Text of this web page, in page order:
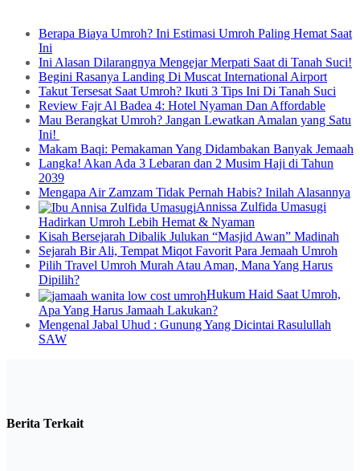
Berapa Biaya Umroh? Ini Estimasi Umroh Paling Hemat Saat
Ini
Ini Alasan Dilarangnya Mengejar Merpati Saat di Tanah Suci!
Begini Rasanya Landing Di Muscat International Airport
Takut Tersesat Saat Umroh? Ikuti 3 Tips Ini Di Tanah Suci
Review Fajr Al Badea 4: Hotel Nyaman Dan Affordable
Mau Berangkat Umroh? Jangan Lewatkan Amalan yang Satu
Ini!
Makam Baqi: Pemakaman Yang Didambakan Banyak Jemaah
Langka! Akan Ada 3 Lebaran dan 2 Musim Haji di Tahun
2039
Mengapa Air Zamzam Tidak Pernah Habis? Inilah Alasannya
Annissa Zulfida Umasugi
Hadirkan Umroh Lebih Hemat & Nyaman
Kisah Bersejarah Dibalik Julukan “Masjid Awan” Madinah
Sejarah Bir Ali, Tempat Miqot Favorit Para Jemaah Umroh
Pilih Travel Umroh Murah Atau Aman, Mana Yang Harus
Dipilih?
Hukum Haid Saat Umroh,
Apa Yang Harus Jamaah Lakukan?
Mengenal Jabal Uhud : Gunung Yang Dicintai Rasulullah
SAW
Berita Terkait